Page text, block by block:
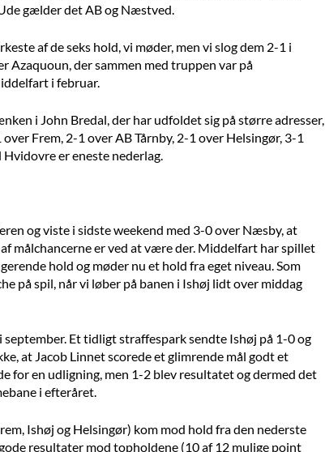
gælder det AB og Næstved.
af de seks hold, vi møder, men vi slog dem 2-1 i
Azaquoun, der sammen med truppen var på
i februar.
i John Bredal, der har udfoldet sig på større adresser,
Frem, 2-1 over AB Tårnby, 2-1 over Helsingør, 3-1
er eneste nederlag.
og viste i sidste weekend med 3-0 over Næsby, at
målchancerne er ved at være der. Middelfart har spillet
hold og møder nu et hold fra eget niveau. Som
på spil, når vi løber på banen i Ishøj lidt over middag
Et tidligt straffespark sendte Ishøj på 1-0 og
at Jacob Linnet scorede et glimrende mål godt et
for en udligning, men 1-2 blev resultatet og dermed det
i efteråret.
Ishøj og Helsingør) kom mod hold fra den nederste
resultater mod topholdene (10 af 12 mulige point